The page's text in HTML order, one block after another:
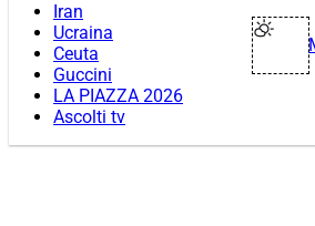
Iran
Ucraina
Ceuta
Guccini
LA PIAZZA 2026
Ascolti tv